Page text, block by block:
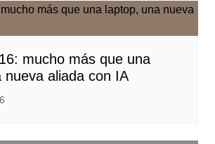
mucho más que una
nueva aliada con IA